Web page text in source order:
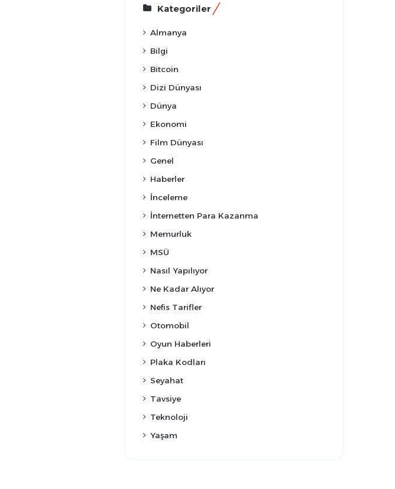
Kategoriler
Almanya
Bilgi
Bitcoin
Dizi Dünyası
Dünya
Ekonomi
Film Dünyası
Genel
Haberler
İnceleme
İnternetten Para Kazanma
Memurluk
MSÜ
Nasıl Yapılıyor
Ne Kadar Alıyor
Nefis Tarifler
Otomobil
Oyun Haberleri
Plaka Kodları
Seyahat
Tavsiye
Teknoloji
Yaşam